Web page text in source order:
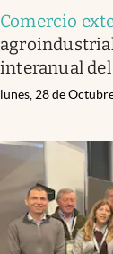
Comercio
interanual del
lunes, 28 de